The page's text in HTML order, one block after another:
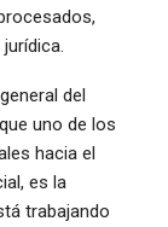
del
uno de los
hacia el
es la
trabajando